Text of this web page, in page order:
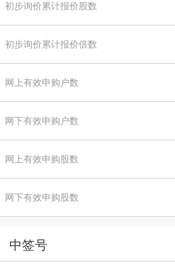
初步询价累计报价股数
初步询价累计报价倍数
网上有效申购户数
网下有效申购户数
网上有效申购股数
网下有效申购股数
中签号